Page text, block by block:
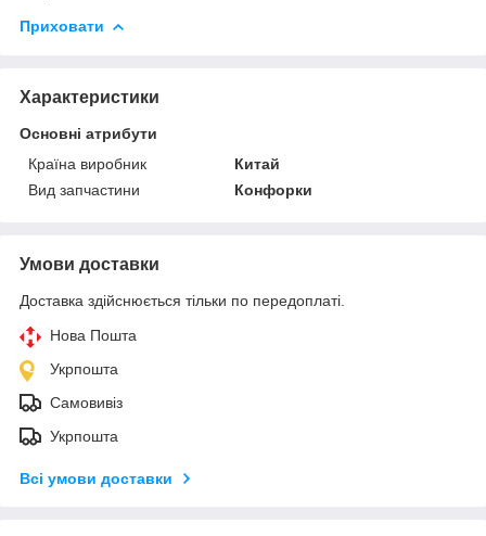
Приховати
Характеристики
Основні атрибути
Країна виробник
Китай
Вид запчастини
Конфорки
Умови доставки
Доставка здійснюється тільки по передоплаті.
Нова Пошта
Укрпошта
Самовивіз
Укрпошта
Всі умови доставки